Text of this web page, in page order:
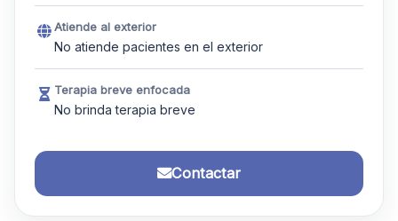
Atiende al exterior
No atiende pacientes en el exterior
Terapia breve enfocada
No brinda terapia breve
Contactar